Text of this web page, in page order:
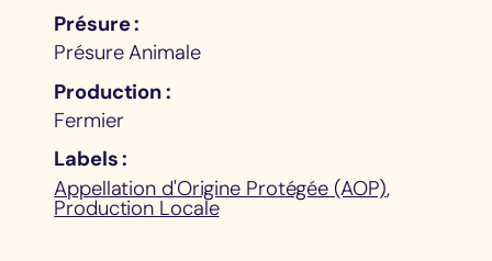
Présure
Présure Animale
Production
Fermier
Labels
Appellation d'Origine Protégée (AOP),
Production Locale